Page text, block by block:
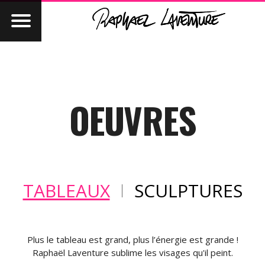
OEUVRES
TABLEAUX SCULPTURES
Plus le tableau est grand, plus l’énergie est grande !
Raphaël Laventure sublime les visages qu'il peint.